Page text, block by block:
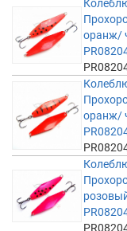
оранж/
оранж/